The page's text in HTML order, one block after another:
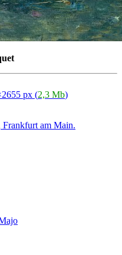
px (2,3 Mb)
Frankfurt am Main.